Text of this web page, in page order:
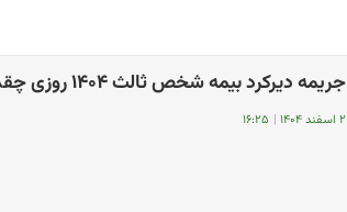
جریمه دیرکرد بیمه شخص ثالث ۱۴۰۴ روزی چقدر است؟
۲ اسفند ۱۴۰۴ | ۱۶:۲۵